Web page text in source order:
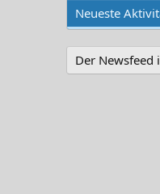
Neueste
Der Newsfeed